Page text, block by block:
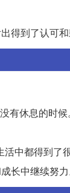
得到了认可和
有休息的时
中都得到了
长中继续努力